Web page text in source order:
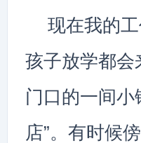
现在我的
孩子放学都会
门口的一间小
店”。有时候